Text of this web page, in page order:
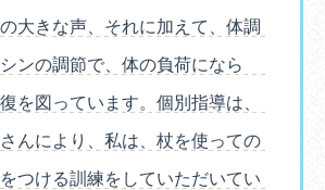
大きな声、それに加えて、体調
ンの調節で、体の負荷になら
を図っています。個別指導は、
んにより、私は、杖を使っての
つける訓練をしていただいてい